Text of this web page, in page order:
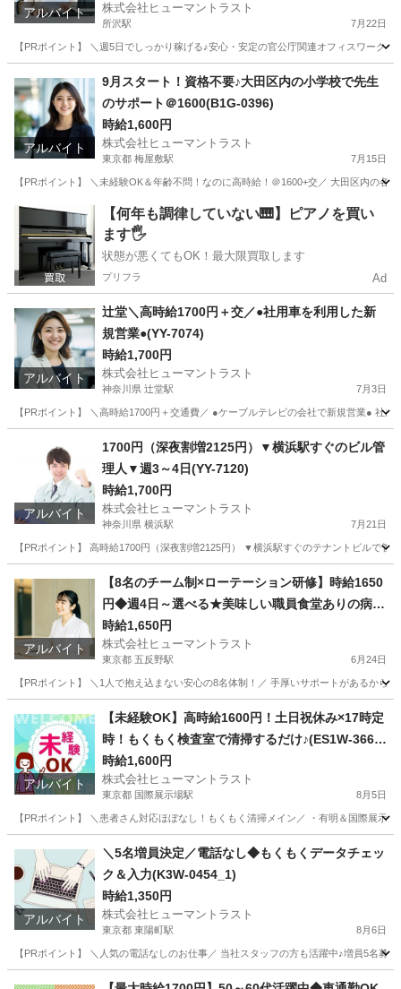
アルバイト 株式会社ヒューマントラスト
所沢駅 7月22日
【PRポイント】 ＼週5日でしっかり稼げる♪安心・安定の官公庁関連オフィスワー
所沢駅 一般事務 ヒューマントラスト
アルバイト
9月スタート！資格不要♪大田区内の小学校で先生
のサポート＠1600(B1G-0396)
時給1,600円
株式会社ヒューマントラスト
東京都 梅屋敷駅 7月15日
【PRポイント】 ＼未経験OK＆年齢不問！なのに高時給！＠1600+交／ 大田区内の
東京 大田区 梅屋敷駅 その他 ヒューマントラスト
【何年も調律していない🎹】ピアノを買い
ます🖐️
状態が悪くてもOK！最大限買取します
プリフラ Ad
アルバイト
辻堂＼高時給1700円＋交／●社用車を利用した新
規営業●(YY-7074)
時給1,700円
株式会社ヒューマントラスト
神奈川県 辻堂駅 7月3日
【PRポイント】 ＼高時給1700円＋交通費／ ●ケーブルテレビの会社で新規営業● 社
辻堂駅 その他 ヒューマントラスト
アルバイト
1700円（深夜割増2125円）▼横浜駅すぐのビル管
理人▼週3～4日(YY-7120)
時給1,700円
株式会社ヒューマントラスト
神奈川県 横浜駅 7月21日
【PRポイント】 高時給1700円（深夜割増2125円） ▼横浜駅すぐのテナントビル
横浜駅 その他 ヒューマントラスト
アルバイト
【8名のチーム制×ローテーション研修】時給1650
円◆週4日～選べる★美味しい職員食堂ありの病院
(ES1W-3716)
時給1,650円
株式会社ヒューマントラスト
東京都 五反野駅 6月24日
【PRポイント】 ＼1人で抱え込まない安心の8名体制！／ 手厚いサポートがあるか
五反野駅 医療事務 スタッフ
アルバイト
【未経験OK】高時給1600円！土日祝休み×17時定
時！もくもく検査室で清掃するだけ♪(ES1W-3667
_1)
時給1,600円
株式会社ヒューマントラスト
東京都 国際展示場駅 8月5日
【PRポイント】 ＼患者さん対応ほぼなし！もくもく清掃メイン／ ・有明＆国際展
国際展示場駅 清掃 スタッフ
アルバイト
＼5名増員決定／電話なし◆もくもくデータチェッ
ク＆入力(K3W-0454_1)
時給1,350円
株式会社ヒューマントラスト
東京都 東陽町駅 8月6日
【PRポイント】 ＼人気の電話なしのお仕事／ 当社スタッフの方も活躍中♪増員5名
東陽町駅 データ入力 ヒューマントラスト